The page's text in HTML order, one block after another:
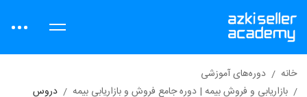
خانه
دوره‌های آموزشی
بازاریابی و فروش بیمه | دوره جامع فروش و بازاریابی بیمه
دروس